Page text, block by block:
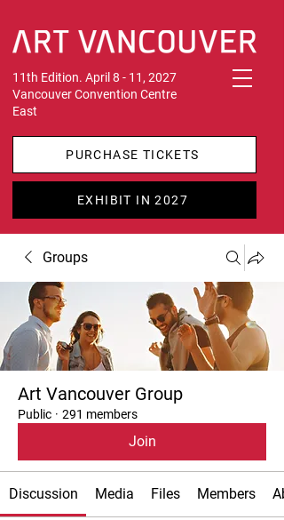
11th Edition. April 8 - 11, 2027
Vancouver Convention Centre
East
PURCHASE TICKETS
EXHIBIT IN 2027
Groups
Art Vancouver Group
Public · 291 members
Join
Discussion Media Files Members